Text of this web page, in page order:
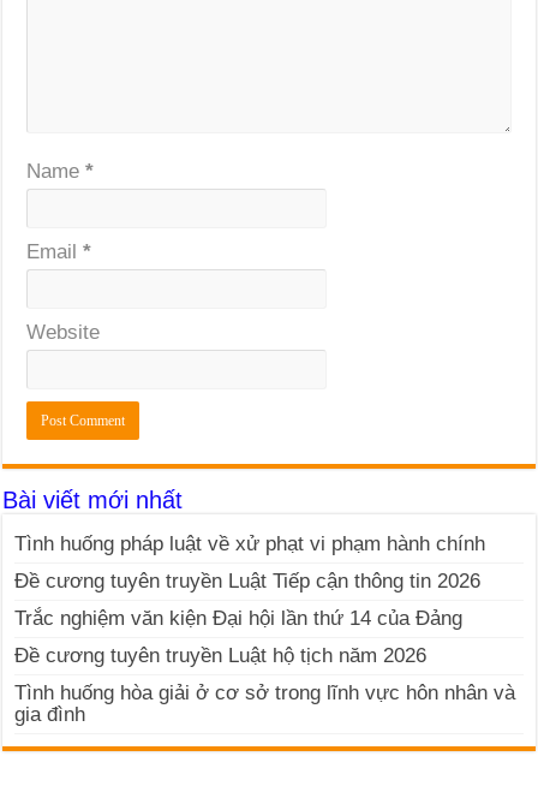
Name*
Email*
Website
Bài viết mới nhất
Tình huống pháp luật về xử phạt vi phạm hành chính
Đề cương tuyên truyền Luật Tiếp cận thông tin 2026
Trắc nghiệm văn kiện Đại hội lần thứ 14 của Đảng
Đề cương tuyên truyền Luật hộ tịch năm 2026
Tình huống hòa giải ở cơ sở trong lĩnh vực hôn nhân và
gia đình